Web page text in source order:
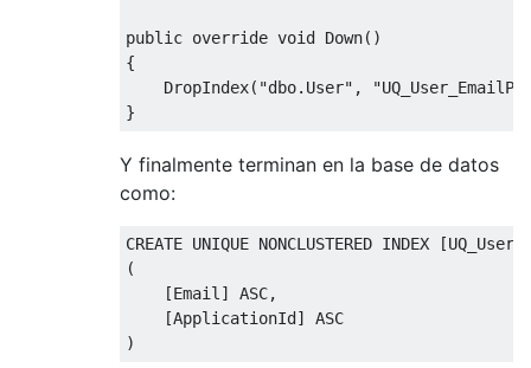
public override void Down()
{
DropIndex( "dbo.User" ,
}
Y finalmente terminan en la base de datos
como:
CREATE UNIQUE NONCLUSTERED INDEX [
(
[Email ] ASC,
[ApplicationId]
)